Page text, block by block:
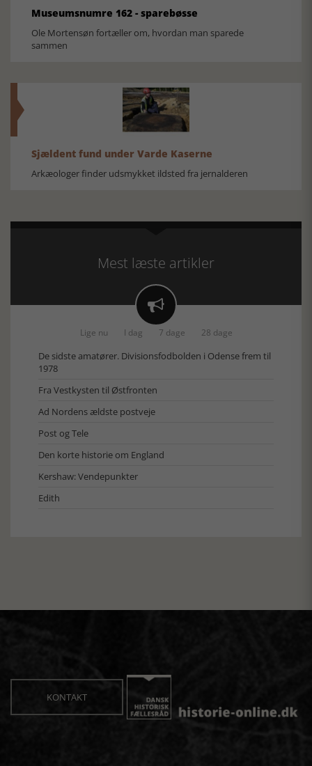
Museumsnumre 162 - sparebøsse
Ole Mortensøn fortæller om, hvordan man sparede
sammen
Sjældent fund under Varde Kaserne
Arkæologer finder udsmykket ildsted fra jernalderen
Mest læste artikler

Lige nu I dag 7 dage 28 dage
De sidste amatører. Divisionsfodbolden i Odense frem til
1978
Fra Vestkysten til Østfronten
Ad Nordens ældste postveje
Post og Tele
Den korte historie om England
Kershaw: Vendepunkter
Edith
KONTAKT